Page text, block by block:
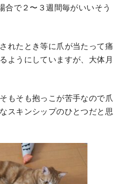
合で２〜３週間毎がいいそう
れたとき等に爪が当たって痛
ようにしていますが、大体月
もそも抱っこが苦手なので爪
スキンシップのひとつだと思